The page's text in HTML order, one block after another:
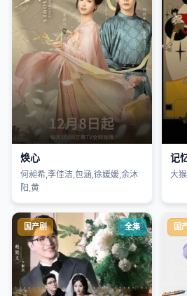
焕心
何昶希,李佳洁,包涵,徐媛媛,余沐
阳,黄
记
大
国产剧 全集 国